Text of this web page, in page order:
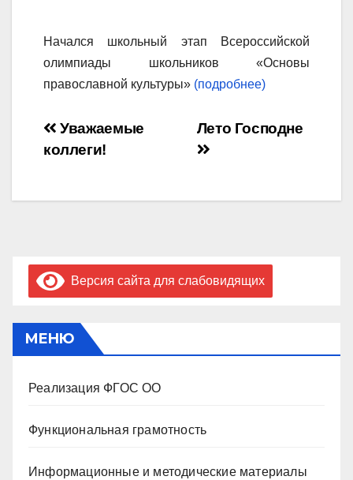
Начался школьный этап Всероссийской
олимпиады школьников «Основы
православной культуры» (подробнее)
Навигация
записям
Лето Господне
Уважаемые
коллеги!
Версия сайта для слабовидящих
МЕНЮ
Реализация ФГОС ОО
Функциональная грамотность
Информационные и методические материалы